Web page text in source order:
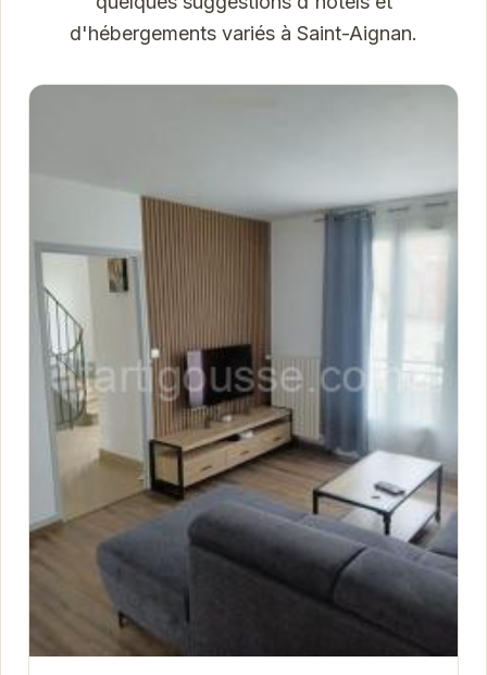
d'hébergements variés à Saint-Aignan.